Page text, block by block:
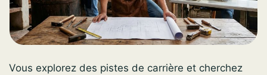
Vous explorez des pistes de carrière et cherchez